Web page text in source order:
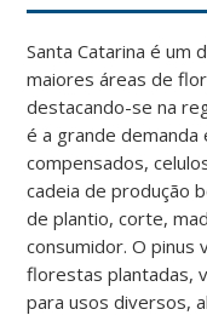
Santa Catarina é um
maiores áreas de
destacando-se na
é a grande
compensados,
cadeia de produção
de plantio, corte,
consumidor. O pinus
florestas plantadas,
para usos diversos,